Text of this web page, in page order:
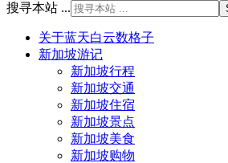
搜寻本站 ...
关于蓝天白云数格子
新加坡游记
新加坡行程
新加坡交通
新加坡住宿
新加坡景点
新加坡美食
新加坡购物